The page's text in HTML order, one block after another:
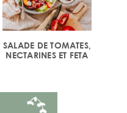
SALADE DE TOMATES,
NECTARINES ET FETA